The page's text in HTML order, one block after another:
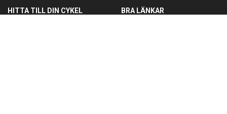
HITTA TILL DIN CYKEL BRA LÄNKAR